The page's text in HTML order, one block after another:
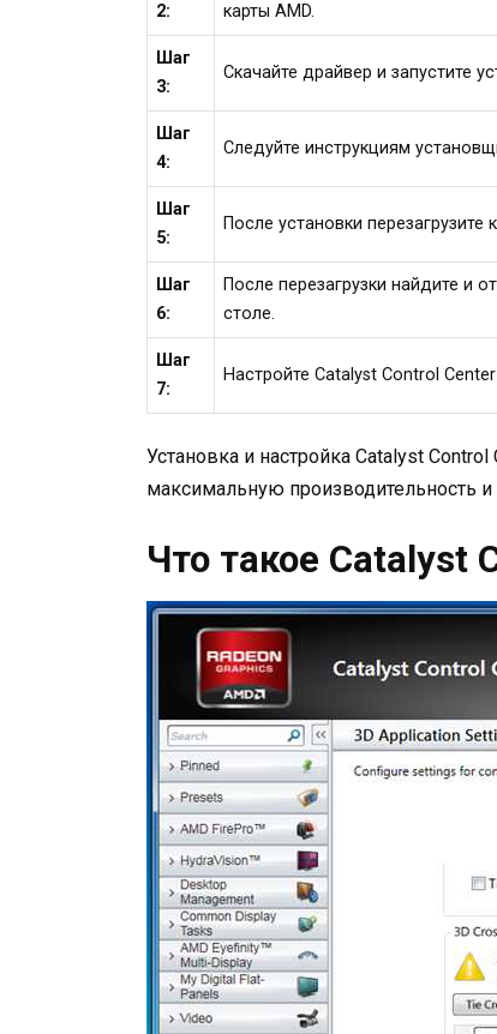
2:
карты AMD.
Шаг
3:
Скачайте драйвер и запустите
Шаг
4:
Следуйте инструкциям
Шаг
5:
После установки перезагрузите
Шаг
6:
После перезагрузки найдите и
столе.
Шаг
7:
Настройте Catalyst Control
Установка и настройка Catalyst
максимальную производительность
Что такое Catalyst